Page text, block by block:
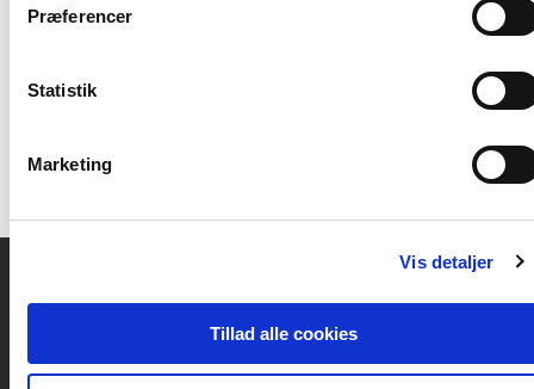
Præferencer
Statistik
Marketing
Vis detaljer
Tillad alle cookies
og intentioner – alle dimensioner af det
pædagogiske arbejde, hvor det kan være svært at
1120 København K